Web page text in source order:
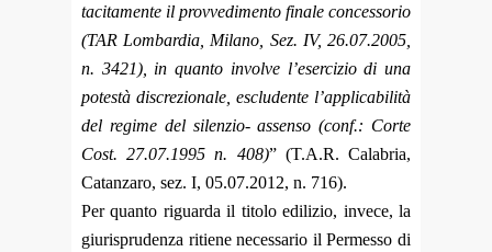
tacitamente il provvedimento finale concessorio
(TAR Lombardia, Milano, Sez. IV, 26.07.2005,
n. 3421), in quanto involve l’esercizio di una
potestà discrezionale, escludente l’applicabilità
del regime del silenzio- assenso (conf.: Corte
Cost. 27.07.1995 n. 408)” (T.A.R. Calabria,
Catanzaro, sez. I, 05.07.2012, n. 716).
Per quanto riguarda il titolo edilizio, invece, la
giurisprudenza ritiene necessario il Permesso di